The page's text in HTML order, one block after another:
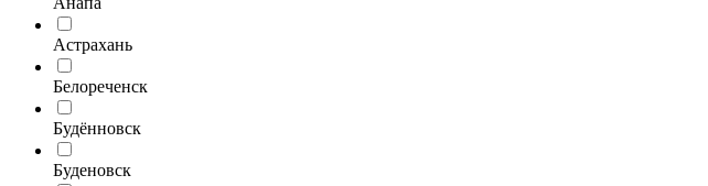
Астрахань
Белореченск
Будённовск
Буденовск